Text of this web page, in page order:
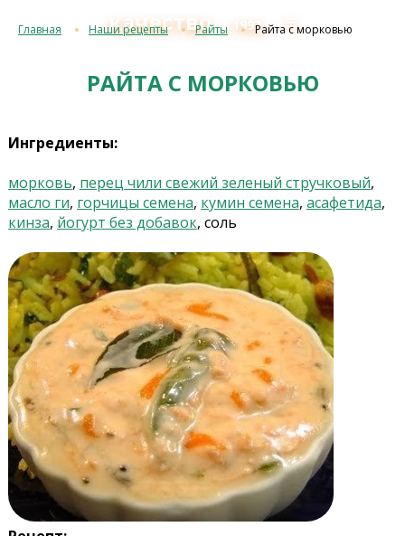
качество с 1993 г.≡
Главная Наши рецепты Райты Райта с морковью
РАЙТА С МОРКОВЬЮ
Ингредиенты:
морковь, перец чили свежий зеленый стручковый,
масло ги, горчицы семена, кумин семена, асафетида,
кинза, йогурт без добавок, соль